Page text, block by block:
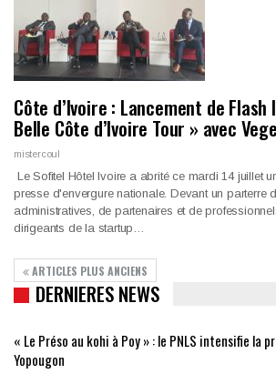
Côte d’Ivoire : Lancement de
Belle Côte d’Ivoire Tour » avec
mistercoul
Le Sofitel Hôtel Ivoire a abrité ce mardi 14 juillet
presse d'envergure nationale. Devant un parterre
administratives, de partenaires et de
dirigeants de la startup…
ARTICLES PLUS ANCIENS
DERNIERES NEWS
« Le Préso au kohi à Poy » : le PNLS intensifie la
Yopougon